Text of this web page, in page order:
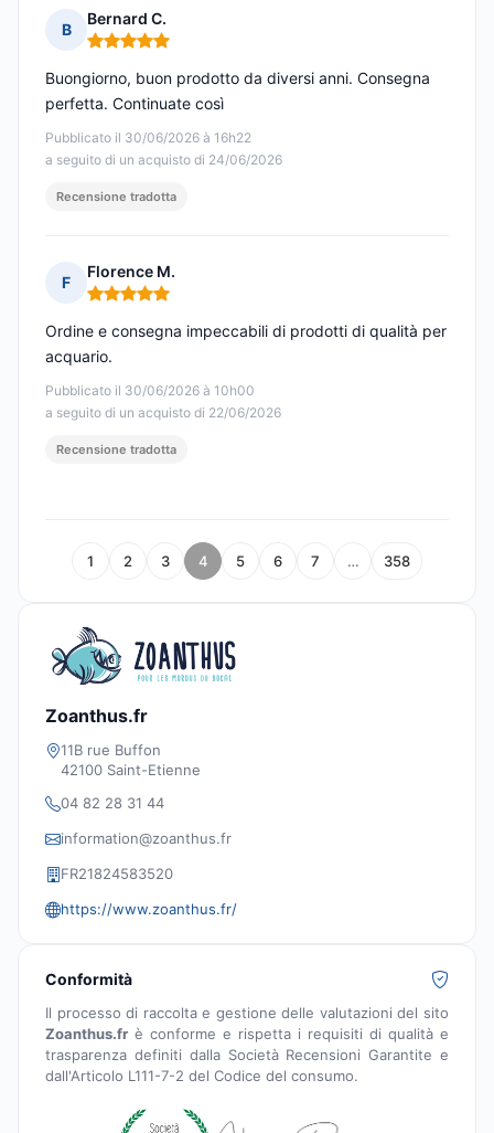
B
Bernard C.
Nota: 5 su 5
Pubblicato il 30/06/2026 à 16h22
a seguito di un acquisto di 24/06/2026
Buongiorno, buon prodotto da diversi anni. Consegna
perfetta. Continuate così
Recensione tradotta
F
Florence M.
Nota: 5 su 5
Pubblicato il 30/06/2026 à 10h00
a seguito di un acquisto di 22/06/2026
Ordine e consegna impeccabili di prodotti di qualità per
acquario.
Recensione tradotta
1 2 3 4 5 6 7 … 358
Zoanthus.fr
11B rue Buffon
42100 Saint-Etienne
04 82 28 31 44
information@zoanthus.fr
FR21824583520
https://www.zoanthus.fr/
Conformità
Il processo di raccolta e gestione delle valutazioni del sito
Zoanthus.fr è conforme e rispetta i requisiti di qualità e
trasparenza definiti dalla Società Recensioni Garantite e
dall'Articolo L111-7-2 del Codice del consumo.